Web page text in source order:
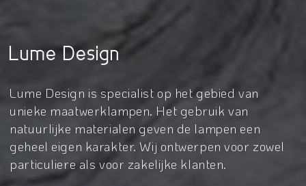
Lume Design
Lume Design is specialist op het gebied van
unieke maatwerklampen. Het gebruik van
natuurlijke materialen geven de lampen een
geheel eigen karakter. Wij ontwerpen voor zowel
particuliere als voor zakelijke klanten.